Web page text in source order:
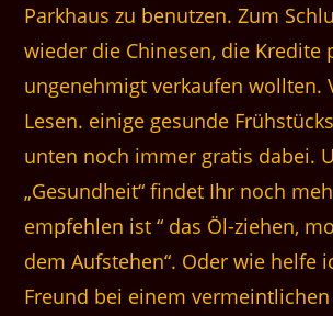
Parkhaus zu benutzen. Zum
wieder die Chinesen, die Kredite
ungenehmigt verkaufen wollten.
Lesen. einige gesunde
unten noch immer gratis dabei.
„Gesundheit“ findet Ihr noch
empfehlen ist “ das Öl-ziehen,
dem Aufstehen“. Oder wie helfe
Freund bei einem vermeintlichen